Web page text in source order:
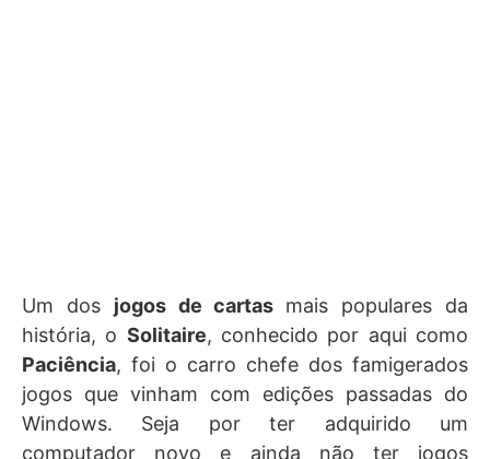
Um dos jogos de cartas mais populares da
história, o Solitaire, conhecido por aqui como
Paciência, foi o carro chefe dos famigerados
jogos que vinham com edições passadas do
Windows. Seja por ter adquirido um
computador novo e ainda não ter jogos